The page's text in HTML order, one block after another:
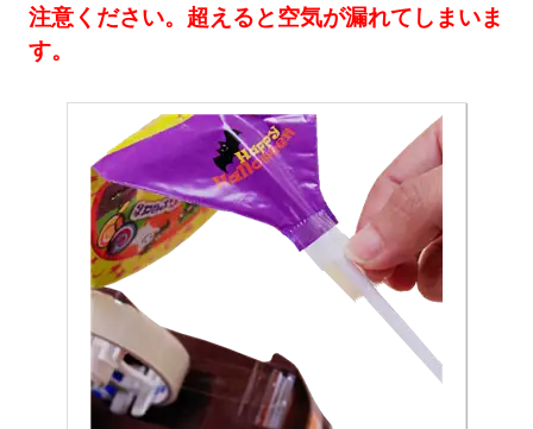
注意ください。超えると空気が漏れてしまいま
す。